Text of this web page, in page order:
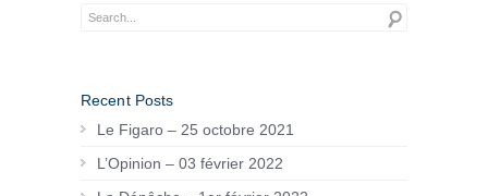
Recent Posts
Le Figaro – 25 octobre 2021
L’Opinion – 03 février 2022